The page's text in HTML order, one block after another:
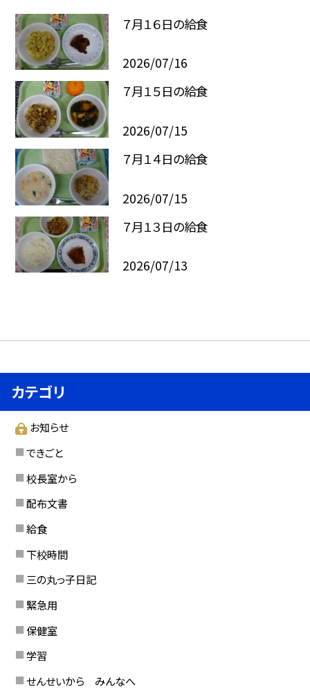
７月１６日の給食
2026/07/16
７月１５日の給食
2026/07/15
７月１４日の給食
2026/07/15
７月１３日の給食
2026/07/13
カテゴリ
お知らせ
できごと
校長室から
配布文書
給食
下校時間
三の丸っ子日記
緊急用
保健室
学習
せんせいから みんなへ